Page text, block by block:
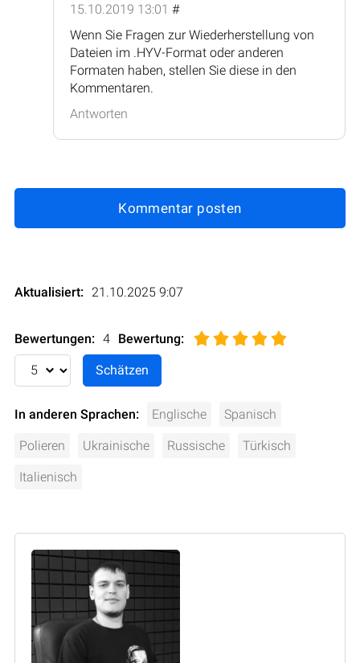
15.10.2019 13:01 #
Wenn Sie Fragen zur Wiederherstellung von
Dateien im .HYV-Format oder anderen
Formaten haben, stellen Sie diese in den
Kommentaren.
Antworten
Kommentar posten
Aktualisiert: 21.10.2025 9:07
Bewertungen: 4 Bewertung:
In anderen Sprachen: Englische Spanisch
Polieren Ukrainische Russische Türkisch
Italienisch